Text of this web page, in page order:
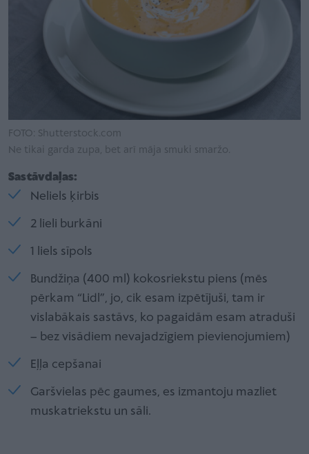
FOTO: Shutterstock.com
Ne tikai garda zupa, bet arī māja smuki smaržo.
Sastāvdaļas:
Neliels ķirbis
2 lieli burkāni
1 liels sīpols
Bundžiņa (400 ml) kokosriekstu piens (mēs
pērkam “Lidl”, jo, cik esam izpētījuši, tam ir
vislabākais sastāvs, ko pagaidām esam atraduši
– bez visādiem nevajadzīgiem pievienojumiem)
Eļļa cepšanai
Garšvielas pēc gaumes, es izmantoju mazliet
muskatriekstu un sāli.